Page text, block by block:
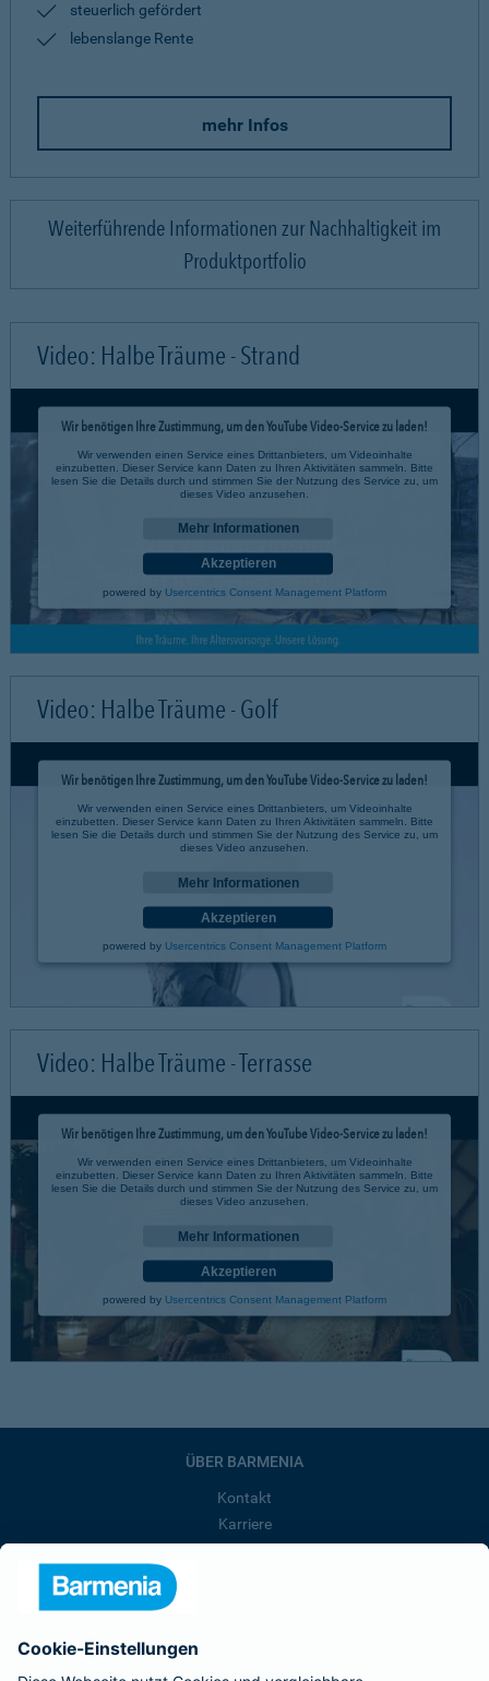
steuerlich gefördert
lebenslange Rente
mehr Infos
Weiterführende Informationen zur Nachhaltigkeit im
Produktportfolio
Video: Halbe Träume - Strand
Wir benötigen Ihre Zustimmung, um den YouTube Video-Service zu laden!
Wir verwenden einen Service eines Drittanbieters, um Videoinhalte
einzubetten. Dieser Service kann Daten zu Ihren Aktivitäten sammeln. Bitte
lesen Sie die Details durch und stimmen Sie der Nutzung des Service zu, um
dieses Video anzusehen.
Mehr Informationen
Akzeptieren
powered by Usercentrics Consent Management Platform
Video: Halbe Träume - Golf
Wir benötigen Ihre Zustimmung, um den YouTube Video-Service zu laden!
Wir verwenden einen Service eines Drittanbieters, um Videoinhalte
einzubetten. Dieser Service kann Daten zu Ihren Aktivitäten sammeln. Bitte
lesen Sie die Details durch und stimmen Sie der Nutzung des Service zu, um
dieses Video anzusehen.
Mehr Informationen
Akzeptieren
powered by Usercentrics Consent Management Platform
Video: Halbe Träume - Terrasse
Wir benötigen Ihre Zustimmung, um den YouTube Video-Service zu laden!
Wir verwenden einen Service eines Drittanbieters, um Videoinhalte
einzubetten. Dieser Service kann Daten zu Ihren Aktivitäten sammeln. Bitte
lesen Sie die Details durch und stimmen Sie der Nutzung des Service zu, um
dieses Video anzusehen.
Mehr Informationen
Akzeptieren
powered by Usercentrics Consent Management Platform
ÜBER BARMENIA
Kontakt
Karriere
Barmenia ist Teil der BarmeniaGothaer